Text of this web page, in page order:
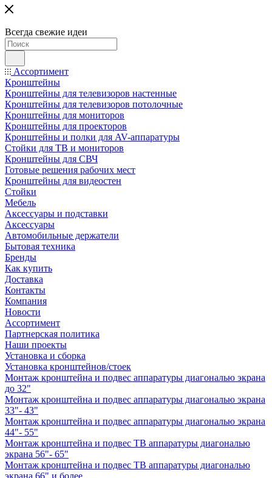
Всегда свежие идеи
Ассортимент
Кронштейны
Кронштейны для телевизоров настенные
Кронштейны для телевизоров потолочные
Кронштейны для мониторов
Кронштейны для проекторов
Кронштейны и полки для AV-аппаратуры
Стойки для ТВ и мониторов
Кронштейны для СВЧ
Готовые решения рабочих мест
Кронштейны для видеостен
Стойки
Мебель
Аксессуары и подставки
Аксессуары
Автомобильные держатели
Бытовая техника
Бренды
Как купить
Доставка
Контакты
Компания
Новости
Ассортимент
Партнерская политика
Наши проекты
Установка и сборка
Установка кронштейнов/стоек
Монтаж кронштейна и подвес аппаратуры диагональю экрана
до 32"
Монтаж кронштейна и подвес аппаратуры диагональю экрана
33"- 43"
Монтаж кронштейна и подвес аппаратуры диагональю экрана
44"- 55"
Монтаж кронштейна и подвес ТВ аппаратуры диагональю
экрана 56"- 65"
Монтаж кронштейна и подвес ТВ аппаратуры диагональю
экрана 66" и более